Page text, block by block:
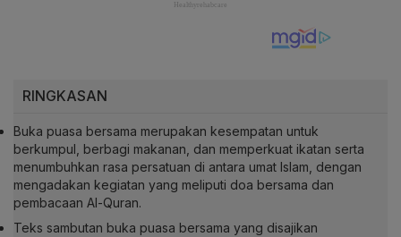
RINGKASAN
Buka puasa bersama merupakan kesempatan untuk
berkumpul, berbagi makanan, dan memperkuat ikatan serta
menumbuhkan rasa persatuan di antara umat Islam, dengan
mengadakan kegiatan yang meliputi doa bersama dan
pembacaan Al-Quran.
Teks sambutan buka puasa bersama yang disajikan